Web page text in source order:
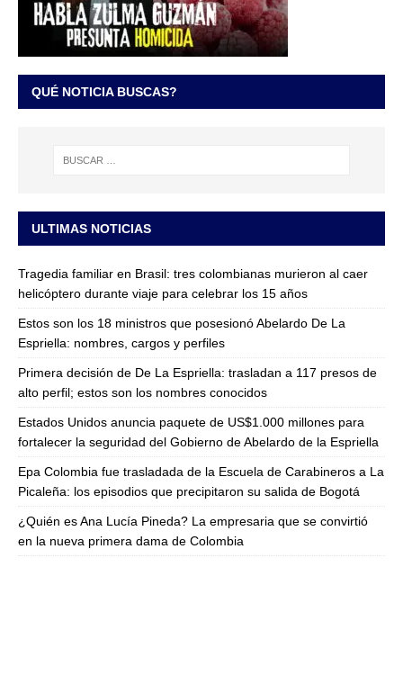
QUÉ NOTICIA BUSCAS?
ULTIMAS NOTICIAS
Tragedia familiar en Brasil: tres colombianas murieron al caer
helicóptero durante viaje para celebrar los 15 años
Estos son los 18 ministros que posesionó Abelardo De La
Espriella: nombres, cargos y perfiles
Primera decisión de De La Espriella: trasladan a 117 presos de
alto perfil; estos son los nombres conocidos
Estados Unidos anuncia paquete de US$1.000 millones para
fortalecer la seguridad del Gobierno de Abelardo de la Espriella
Epa Colombia fue trasladada de la Escuela de Carabineros a La
Picaleña: los episodios que precipitaron su salida de Bogotá
¿Quién es Ana Lucía Pineda? La empresaria que se convirtió
en la nueva primera dama de Colombia